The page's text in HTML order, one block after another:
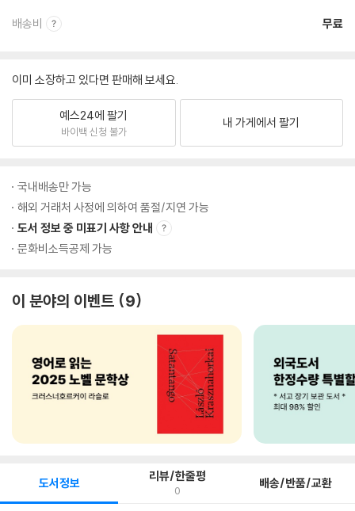
배송비 무료
이미 소장하고 있다면 판매해 보세요.
예스24에 팔기
바이백 신청 불가
내 가게에서 팔기
국내배송만 가능
해외 거래처 사정에 의하여 품절/지연 가능
도서 정보 중 미표기 사항 안내
문화비소득공제 가능
이 분야의 이벤트 9
도서정보 리뷰/한줄평
0 배송/반품/교환